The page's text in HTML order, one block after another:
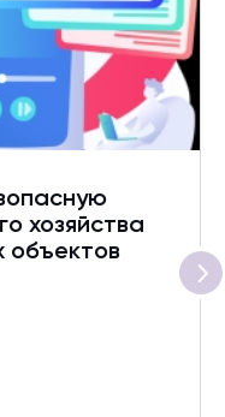
хозяйства
объектов